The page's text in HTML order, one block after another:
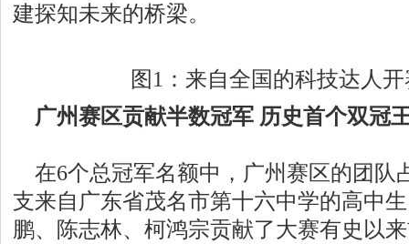
建探知未来的桥梁。
图1：来自全国的科技达人
广州赛区贡献半数冠军 历史首个双冠
在6个总冠军名额中，广州赛区的团队
支来自广东省茂名市第十六中学的高中
鹏、陈志林、柯鸿宗贡献了大赛有史以